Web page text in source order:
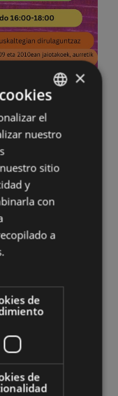
exámenes
BASQUE
SPANISH
×
el
nuestro
sitio
y
con
a
de
de